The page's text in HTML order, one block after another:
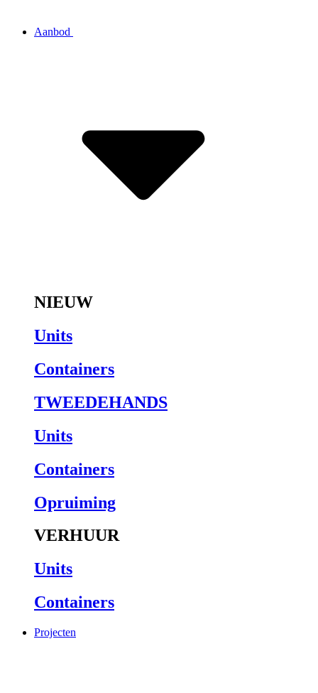
Aanbod
NIEUW
Units
Containers
TWEEDEHANDS
Units
Containers
Opruiming
VERHUUR
Units
Containers
Projecten